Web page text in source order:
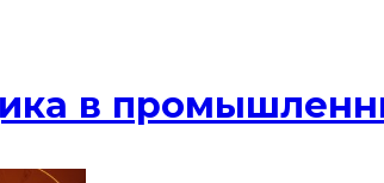
в